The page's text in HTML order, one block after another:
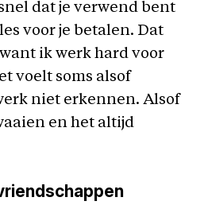
dat je verwend bent
voor je betalen. Dat
ik werk hard voor
voelt soms alsof
niet erkennen. Alsof
en het altijd